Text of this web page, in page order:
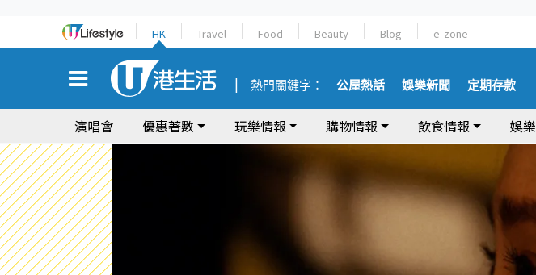
HK Travel Food Beauty Blog e-zone
熱門關鍵字： 公屋熱話 娛樂新聞 定期存款
演唱會 優惠著數 玩樂情報 購物情報 飲食情報 娛樂